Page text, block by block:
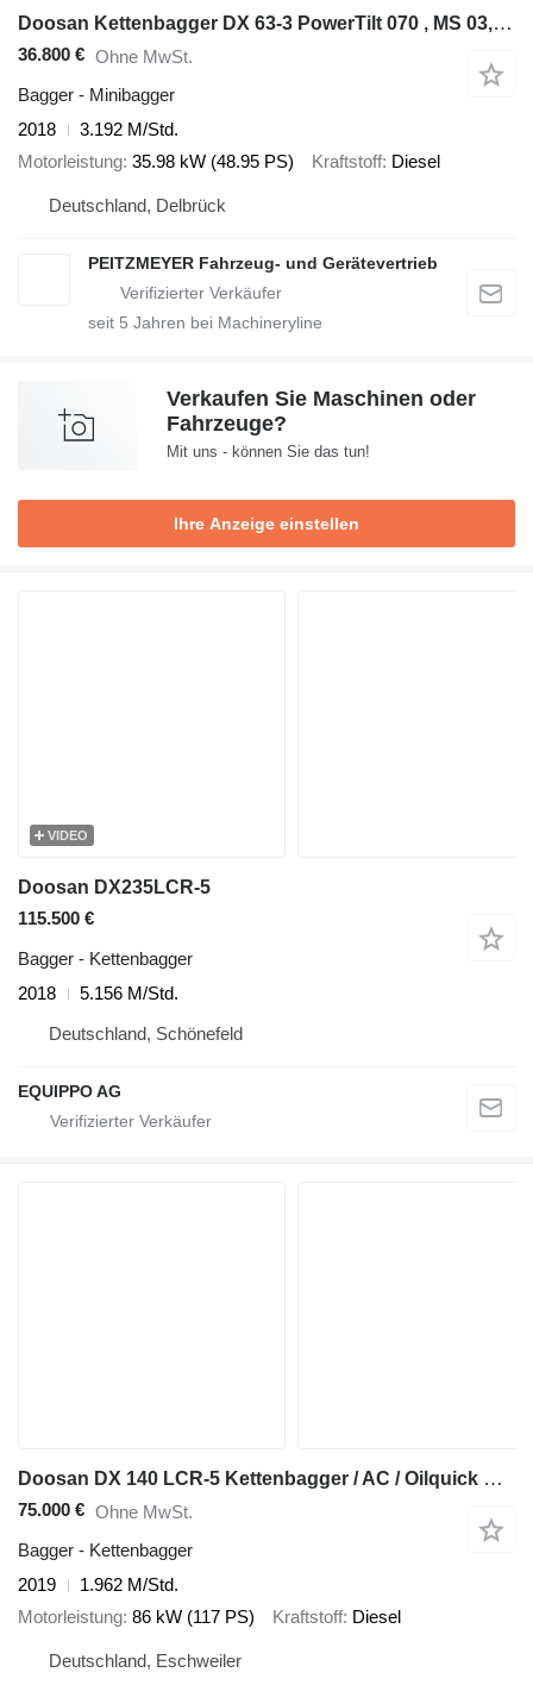
Doosan Kettenbagger DX 63-3 PowerTilt 070 , MS 03, mehrfach vorhanden
36.800 € Ohne MwSt.
Bagger - Minibagger
2018
3.192 M/Std.
Motorleistung 35.98 kW (48.95 PS) Kraftstoff Diesel
Deutschland, Delbrück
PEITZMEYER Fahrzeug- und Gerätevertrieb
seit 5 Jahren bei Machineryline
Verkaufen Sie Maschinen oder
Fahrzeuge?
Mit uns - können Sie das tun!
Ihre Anzeige einstellen
VIDEO
Doosan DX235LCR-5
115.500 €
Bagger - Kettenbagger
2018
5.156 M/Std.
Deutschland, Schönefeld
EQUIPPO AG
Doosan DX 140 LCR-5 Kettenbagger / AC / Oilquick OQ70/55
75.000 € Ohne MwSt.
Bagger - Kettenbagger
2019
1.962 M/Std.
Motorleistung 86 kW (117 PS) Kraftstoff Diesel
Deutschland, Eschweiler